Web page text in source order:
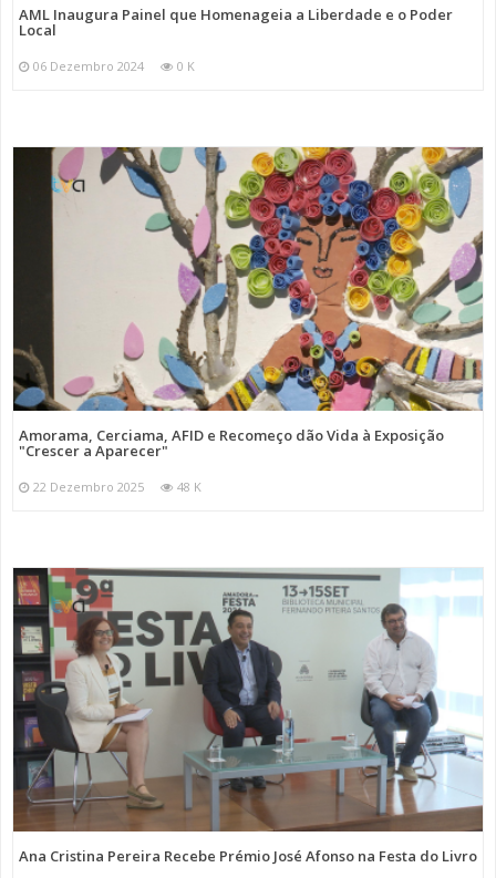
AML Inaugura Painel que Homenageia a Liberdade e o Poder
Local
06 Dezembro 2024 0 K
Amorama, Cerciama, AFID e Recomeço dão Vida à Exposição
"Crescer a Aparecer"
22 Dezembro 2025 48 K
Ana Cristina Pereira Recebe Prémio José Afonso na Festa do Livro